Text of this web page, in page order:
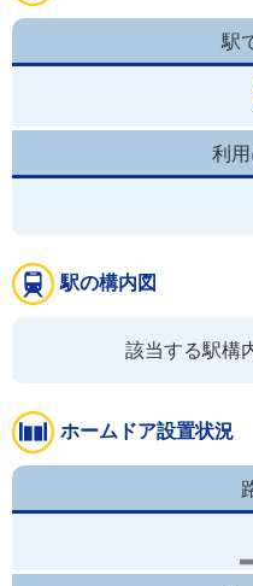
駅
利
駅の構内図
該当する駅構
ホームドア設置状況